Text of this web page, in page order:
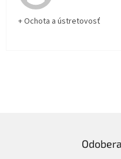
+ Ochota a ústretovosť